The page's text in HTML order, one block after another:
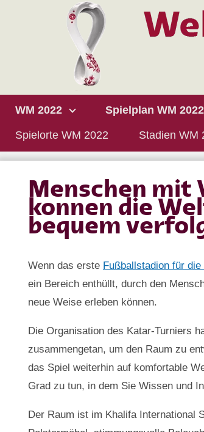
WM 2022 Spielplan WM 2022
Spielorte WM 2022 Stadien WM
Menschen mit
konnen die
bequem
Wenn das erste Fußballstadion für
ein Bereich enthüllt, durch den
neue Weise erleben können.
Die Organisation des Katar-Turniers
zusammengetan, um den Raum zu
das Spiel weiterhin auf komfortable
Grad zu tun, in dem Sie Wissen und
Der Raum ist im Khalifa International